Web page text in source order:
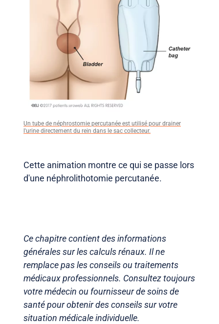
Un tube de néphrostomie percutanée est utilisé pour drainer
l'urine directement du rein dans le sac collecteur.
Cette animation montre ce qui se passe lors
d'une néphrolithotomie percutanée.
Ce chapitre contient des informations
générales sur les calculs rénaux. Il ne
remplace pas les conseils ou traitements
médicaux professionnels. Consultez toujours
votre médecin ou fournisseur de soins de
santé pour obtenir des conseils sur votre
situation médicale individuelle.